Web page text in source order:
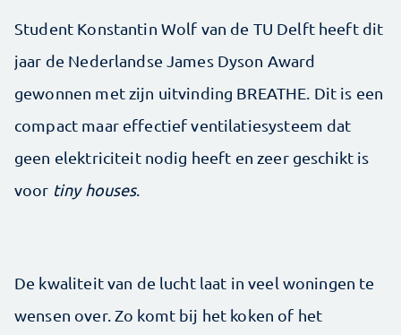
Student Konstantin Wolf van de TU Delft heeft dit
jaar de Nederlandse James Dyson Award
gewonnen met zijn uitvinding BREATHE. Dit is een
compact maar effectief ventilatiesysteem dat
geen elektriciteit nodig heeft en zeer geschikt is
voor tiny houses.
De kwaliteit van de lucht laat in veel woningen te
wensen over. Zo komt bij het koken of het